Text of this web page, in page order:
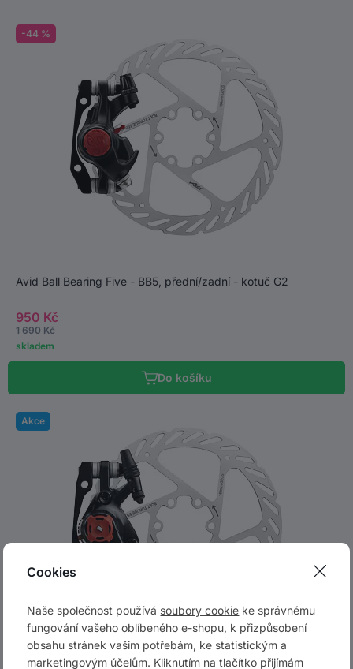
-44 %
Do košíku
Avid Ball Bearing Five - BB5, přední/zadní - kotuč G2
950 Kč
1 690 Kč
skladem
Akce
Cookies
Naše společnost používá soubory cookie ke správnému
fungování vašeho oblíbeného e-shopu, k přizpůsobení
obsahu stránek vašim potřebám, ke statistickým a
marketingovým účelům. Kliknutím na tlačítko přijímám